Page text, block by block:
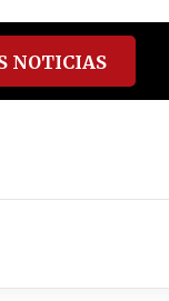
NOTICIAS